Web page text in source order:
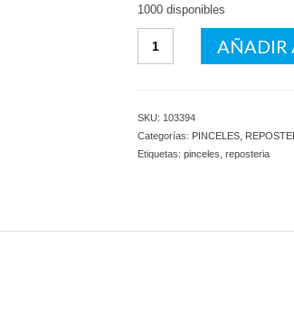
1000 disponibles
Silicona
AÑADIR
SKU: 103394
Categorías: PINCELES,
Etiquetas: pinceles reposteria